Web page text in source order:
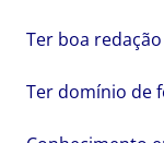
Ter boa
Ter domínio de